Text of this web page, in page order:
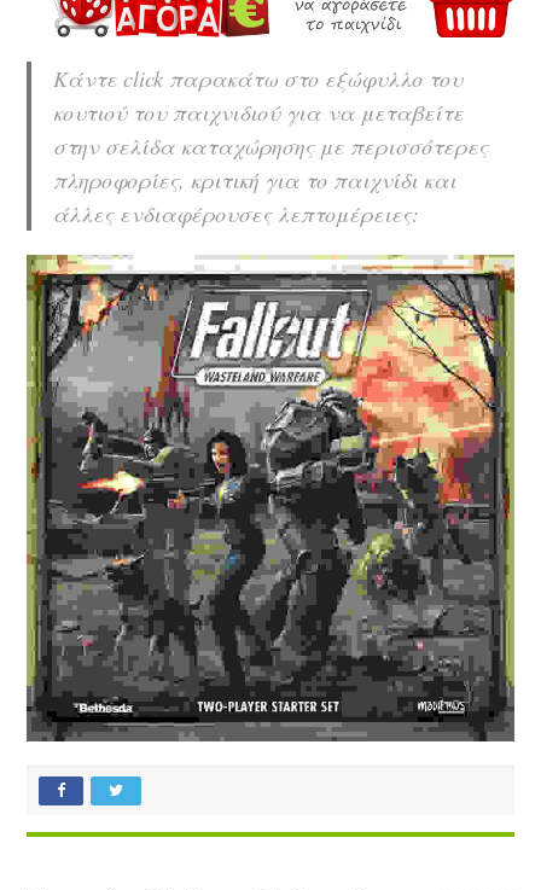
Κάντε click παρακάτω στο εξώφυλλο του
κουτιού του παιχνιδιού για να μεταβείτε
στην σελίδα καταχώρησης με περισσότερες
πληροφορίες, κριτική για το παιχνίδι και
άλλες ενδιαφέρουσες λεπτομέρειες: